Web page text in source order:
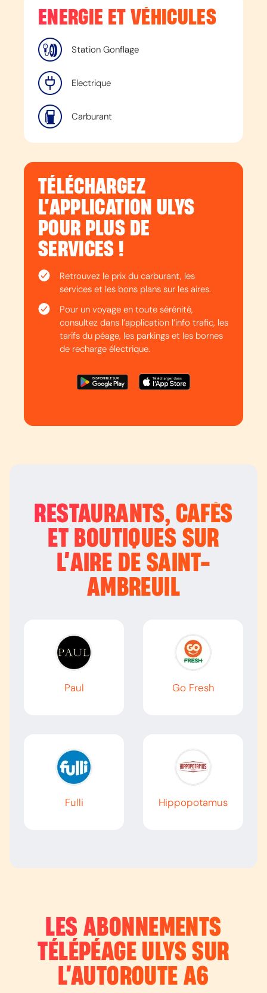
ENERGIE ET VÉHICULES
Station Gonflage
Electrique
Carburant
TÉLÉCHARGEZ
L’APPLICATION ULYS
POUR PLUS DE
SERVICES !
Retrouvez le prix du carburant, les
services et les bons plans sur les aires.
Pour un voyage en toute sérénité,
consultez dans l’application l’info trafic, les
tarifs du péage, les parkings et les bornes
de recharge électrique.
RESTAURANTS, CAFÉS
ET BOUTIQUES SUR
L’AIRE DE SAINT-
AMBREUIL
Paul Go Fresh
Fulli Hippopotamus
LES ABONNEMENTS
TÉLÉPÉAGE ULYS SUR
L’AUTOROUTEA6